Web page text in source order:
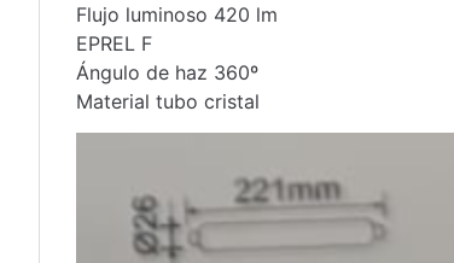
Flujo luminoso 420 lm
EPREL F
Ángulo de haz 360º
Material tubo cristal